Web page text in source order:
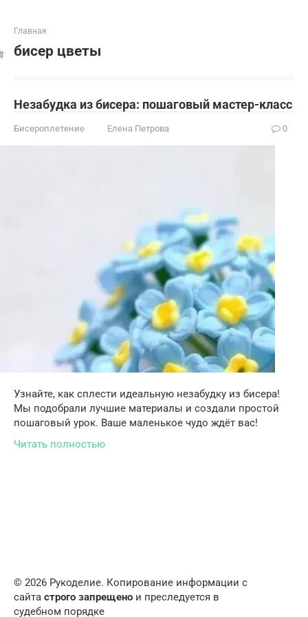
Главная
бисер цветы
Незабудка из бисера: пошаговый мастер-класс
Бисероплетение Елена Петрова 0
Узнайте, как сплести идеальную незабудку из бисера!
Мы подобрали лучшие материалы и создали простой
пошаговый урок. Ваше маленькое чудо ждёт вас!
Читать полностью
© 2026 Рукоделие. Копирование информации с
сайта строго запрещено и преследуется в
судебном порядке